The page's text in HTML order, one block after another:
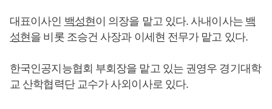
대표이사인 백성현이 의장을 맡고 있다. 사내이사는 백
성현을 비롯 조승건 사장과 이세현 전무가 맡고 있다.
한국인공지능협회 부회장을 맡고 있는 권영우 경기대학
교 산학협력단 교수가 사외이사로 있다.